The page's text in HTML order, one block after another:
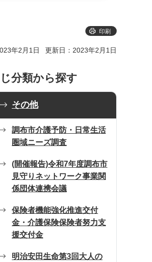
印刷
年2月1日 更新日：2023年2月1日
分類から探す
その他
調布市介護予防・日常生活
圏域ニーズ調査
(開催報告)令和7年度調布市
見守りネットワーク事業関
係団体連携会議
保険者機能強化推進交付
金・介護保険保険者努力支
援交付金
明治安田生命第3回大人の